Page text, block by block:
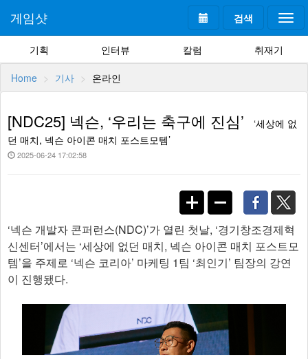
검색
게임샷
기획 인터뷰 칼럼 취재기
Home 기사 온라인
[NDC25] 넥슨, ‘우리는 축구에 진심’
‘세상에 없
던 매치, 넥슨 아이콘 매치 포스트모템’
2025-06-24 17:02:58
‘넥슨 개발자 콘퍼런스(NDC)’가 열린 첫날, ‘경기창조경제혁
신센터’에서는 ‘세상에 없던 매치, 넥슨 아이콘 매치 포스트모
템’을 주제로 ‘넥슨 코리아’ 마케팅 1팀 ‘최인기’ 팀장의 강연
이 진행됐다.